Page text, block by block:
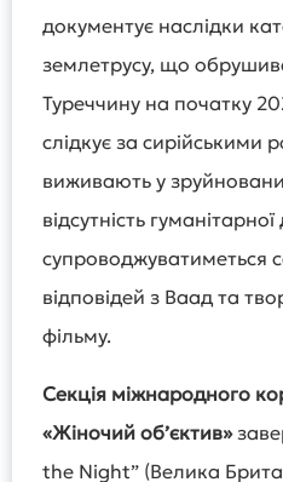
документує наслідки
землетрусу, що
Туреччину на початку
слідкує за сирійськими
виживають у
відсутність
супроводжуватиметься
відповідей з Ваад та
фільму.
Секція міжнародного
«Жіночий об’єктив»
the Night” (Велика